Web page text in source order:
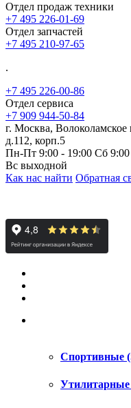
Отдел продаж техники
+7 495 226-01-69
Отдел запчастей
+7 495 210-97-65
.
+7 495 226-00-86
Отдел сервиса
+7 909 944-50-84
г. Москва, Волоколамское
д.112, корп.5
Пн-Пт 9:00 - 19:00 Сб 9:00
Вс выходной
Как нас найти Обратная
Спортивные